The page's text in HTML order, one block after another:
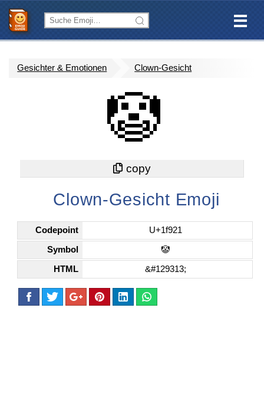
Gesichter & Emotionen Clown-Gesicht
🤡
Clown-Gesicht Emoji
Codepoint U+1f921
Symbol 🤡
HTML &#129313;